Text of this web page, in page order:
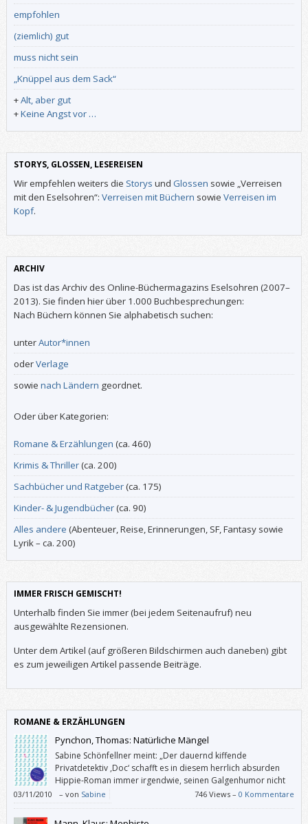
empfohlen
(ziemlich) gut
muss nicht sein
„Knüppel aus dem Sack“
+Alt, aber gut
+Keine Angst vor …
STORYS, GLOSSEN, LESEREISEN
Wir empfehlen weiters die Storys und Glossen sowie „Verreisen
mit den Eselsohren“: Verreisen mit Büchern sowie Verreisen im
Kopf.
ARCHIV
Das ist das Archiv des Online-Büchermagazins Eselsohren (2007–
2013). Sie finden hier über 1.000 Buchbesprechungen:
Nach Büchern können Sie alphabetisch suchen:
unterAutor*innen
oderVerlage
sowie nach Ländern geordnet.
Oder über Kategorien:
Romane & Erzählungen (ca. 460)
Krimis & Thriller(ca. 200)
Sachbücher und Ratgeber(ca. 175)
Kinder- & Jugendbücher(ca. 90)
Alles andere (Abenteuer, Reise, Erinnerungen, SF, Fantasy sowie
Lyrik – ca. 200)
IMMER FRISCH GEMISCHT!
Unterhalb finden Sie immer (bei jedem Seitenaufruf) neu
ausgewählte Rezensionen.
Unter dem Artikel (auf größeren Bildschirmen auch daneben) gibt
es zum jeweiligen Artikel passende Beiträge.
ROMANE & ERZÄHLUNGEN
Pynchon, Thomas: Natürliche Mängel
Sabine Schönfellner meint: „Der dauernd kiffende
Privatdetektiv ,Doc‘ schafft es in diesem herrlich absurden
Hippie-Roman immer irgendwie, seinen Galgenhumor nicht
zu verlieren.“
03/11/2010 – von Sabine 746 Views –0 Kommentare